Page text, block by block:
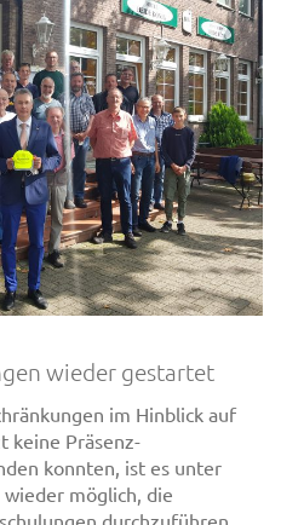
wieder gestartet
im Hinblick auf
keine Präsenz-
konnten, ist es unter
möglich, die
durchzuführen.